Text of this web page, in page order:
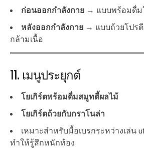
ก่อนออกกำลังกาย → แบบพร้อมดื่ม
หลังออกกำลังกาย → แบบถ้วยโปร
กล้ามเนื้อ
11. เมนูประยุกต์
โยเกิร์ตพร้อมดื่มสมูทตี้ผลไม้
โยเกิร์ตถ้วยกับกราโนล่า
เหมาะสำหรับมื้อเบรกระหว่างเล่น
ทำให้รู้สึกหนักท้อง